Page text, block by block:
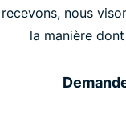
recevons, nous
la manière